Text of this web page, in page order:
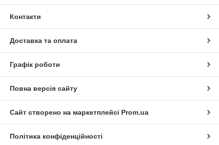
Контакти
Доставка та оплата
Графік роботи
Повна версія сайту
Сайт створено на маркетплейсі Prom.ua
Політика конфіденційності